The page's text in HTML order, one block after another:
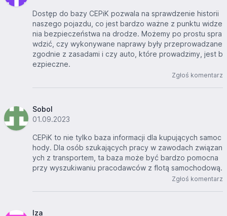
Dostęp do bazy CEPiK pozwala na sprawdzenie historii
naszego pojazdu, co jest bardzo ważne z punktu widze
nia bezpieczeństwa na drodze. Możemy po prostu spra
wdzić, czy wykonywane naprawy były przeprowadzane
zgodnie z zasadami i czy auto, które prowadzimy, jest b
ezpieczne.
Zgłoś komentarz
Sobol
01.09.2023
CEPiK to nie tylko baza informacji dla kupujących samoc
hody. Dla osób szukających pracy w zawodach związan
ych z transportem, ta baza może być bardzo pomocna
przy wyszukiwaniu pracodawców z flotą samochodową.
Zgłoś komentarz
Iza